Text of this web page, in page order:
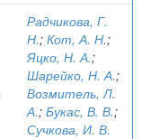
Радчикова, Г.
Н.; Кот, А. Н.;
Яцко, Н. А.;
Шарейко, Н. А.;
Возмитель, Л.
А.; Букас, В. В.;
Сучкова, И. В.